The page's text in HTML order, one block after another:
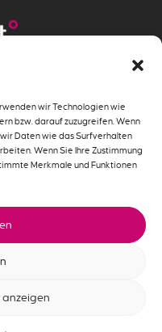
wir Technologien wie
bzw. darauf zuzugreifen. Wenn
Daten wie das Surfverhalten
Wenn Sie Ihre Zustimmung
Merkmale und Funktionen